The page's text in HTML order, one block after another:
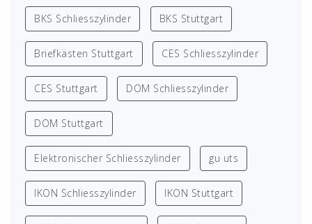
BKS Schliesszylinder BKS Stuttgart
Briefkästen Stuttgart CES Schliesszylinder
CES Stuttgart DOM Schliesszylinder
DOM Stuttgart
Elektronischer Schliesszylinder gu uts
IKON Schliesszylinder IKON Stuttgart